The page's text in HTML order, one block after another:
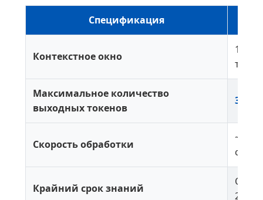
Спецификация
Контекстное окно
128
Максимальное количество
выходных токенов
Скорость обработки
~23
сек
Крайний срок знаний
2023